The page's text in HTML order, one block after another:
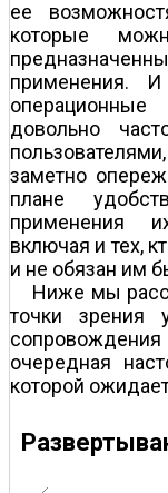
ее
которые
применения.
довольно
заметно
плане
применения
включая и тех,
и не обязан им
Ниже мы
точки зрения
очередная
которой